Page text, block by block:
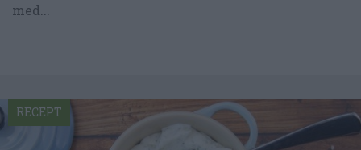
med...
RECEPT